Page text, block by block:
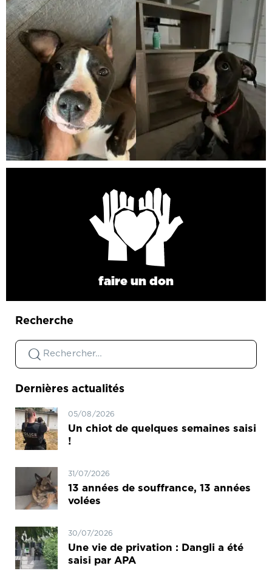
faire un don
Recherche
Dernières actualités
05/08/2026
Un chiot de quelques semaines saisi
!
31/07/2026
13 années de souffrance, 13 années
volées
30/07/2026
Une vie de privation : Dangli a été
saisi par APA